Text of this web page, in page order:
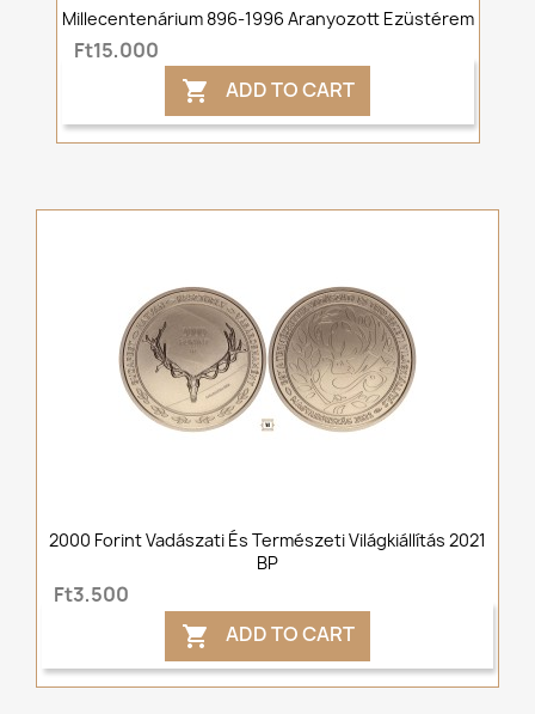
Millecentenárium 896-1996 Aranyozott Ezüstérem
Ft15,000
 ADD TO CART
2000 Forint Vadászati És Természeti Világkiállítás 2021
BP
Ft3,500
 ADD TO CART